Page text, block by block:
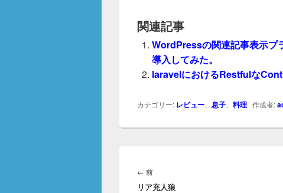
関連記事
WordPressの関連記事表示
導入してみた。
laravelにおけるRestfulな
カテゴリー: レビュー 息子 料理 作成者:
稿
ナ
← 前前
の
リア充人狼